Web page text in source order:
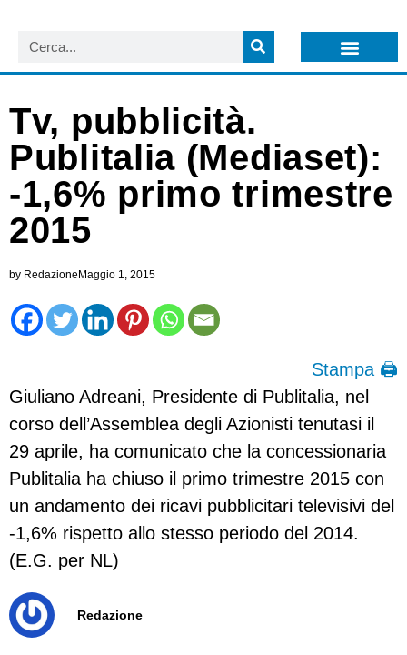
Tv, pubblicità.
Publitalia (Mediaset):
-1,6% primo trimestre
2015
by Redazione Maggio 1, 2015
Stampa 🖨
Giuliano Adreani, Presidente di Publitalia, nel
corso dell’Assemblea degli Azionisti tenutasi il
29 aprile, ha comunicato che la concessionaria
Publitalia ha chiuso il primo trimestre 2015 con
un andamento dei ricavi pubblicitari televisivi del
-1,6% rispetto allo stesso periodo del 2014.
(E.G. per NL)
Redazione